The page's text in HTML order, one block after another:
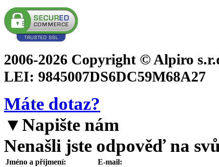
2006-2026 Copyright © Alpiro
LEI: 9845007DS6DC59M68A27
Máte dotaz?
▼Napište nám
Nenašli jste odpověď na
Jméno a příjmení: E-mail: